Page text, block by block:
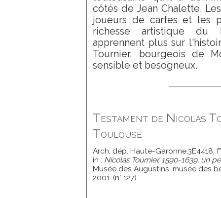
côtés de Jean Chalette.
joueurs de cartes et les
richesse artistique du
apprennent plus sur
Tournier, bourgeois de
sensible et besogneux.
Testament de Nicolas
Toulouse
Arch, dép. Haute-Garonne,3E4418,
in : Nicolas Tournier, 1590-1639, un
Musée des Augustins, musée des
2001. (n° 127)